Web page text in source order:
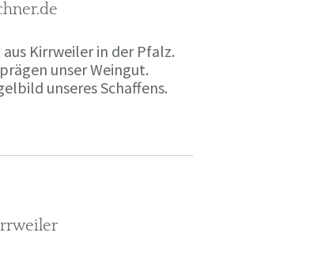
Kirrweiler in der Pfalz.
unser Weingut.
unseres Schaffens.